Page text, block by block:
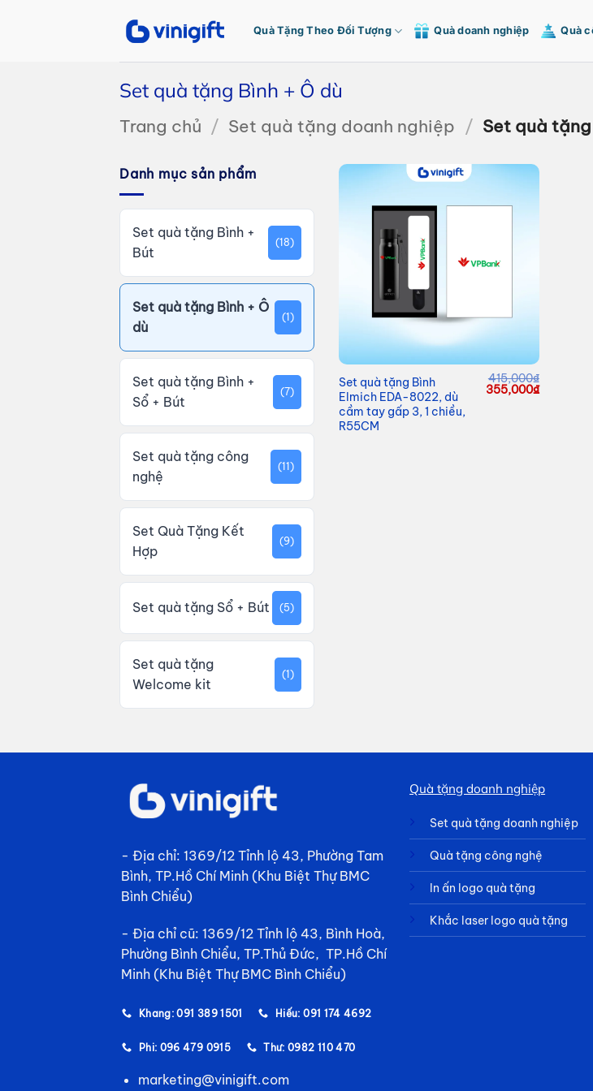
Quà Tặng Theo Đối Tượng Quà doanh nghiệp Quà
Set quà tặng Bình + Ô dù
Trang chủ / Set quà tặng doanh nghiệp / Set quà tặng
Danh mục sản phẩm
Set quà tặng Bình +
Bút
(18)
Set quà tặng Bình + Ô
dù
(1)
Set quà tặng Bình +
Sổ + Bút
(7)
Set quà tặng công
nghệ
(11)
Set Quà Tặng Kết
Hợp
(9)
Set quà tặng Sổ + Bút (5)
Set quà tặng
Welcome kit
(1)
Set quà tặng Bình
Elmich EDA-8022, dù
cầm tay gấp 3, 1 chiều,
R55CM
415,000₫
Giá
355,000₫Giá
- Địa chỉ: 1369/12 Tỉnh lộ 43, Phường Tam
Bình, TP.Hồ Chí Minh (Khu Biệt Thự BMC
Bình Chiểu)
- Địa chỉ cũ: 1369/12 Tỉnh lộ 43, Bình Hoà,
Phường Bình Chiểu, TP.Thủ Đức, TP.Hồ Chí
Minh (Khu Biệt Thự BMC Bình Chiểu)
Khang: 091 389 1501 Hiếu: 091 174 4692
Phi: 096 479 0915 Thư: 0982 110 470
marketing@vinigift.com
Quà tặng doanh nghiệp
Set quà tặng doanh nghiệp
Quà tặng công nghệ
In ấn logo quà tặng
Khắc laser logo quà tặng